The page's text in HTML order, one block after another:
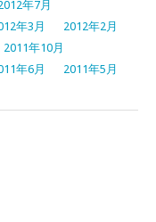
年7月
年3月
2012年2月
2011年10月
年6月 2011年5月